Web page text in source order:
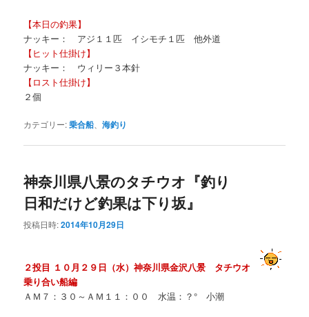
【本日の釣果】
ナッキー： アジ１１匹 イシモチ１匹 他外道
【ヒット仕掛け】
ナッキー： ウィリー３本針
【ロスト仕掛け】
２個
カテゴリー:乗合船、海釣り
神奈川県八景のタチウオ『釣り
日和だけど釣果は下り坂』
投稿日時:2014年10月29日
２投目 １０月２９日（水）神奈川県金沢八景 タチウオ
乗り合い船編
ＡＭ７：３０～ＡＭ１１：００ 水温：？° 小潮